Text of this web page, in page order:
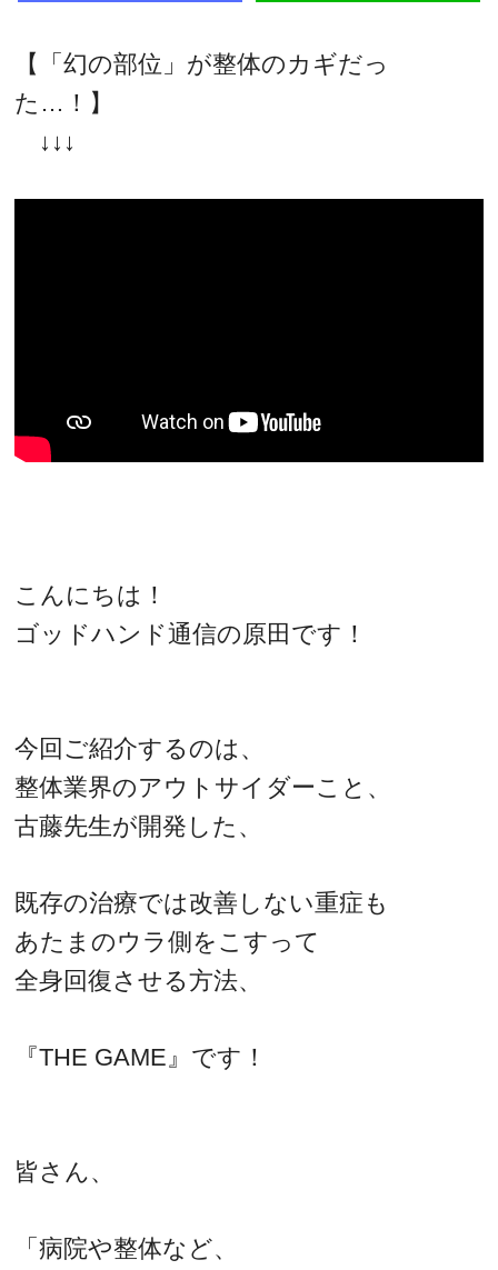
【「幻の部位」が整体のカギだっ
た…！】
↓↓↓
こんにちは！
ゴッドハンド通信の原田です！
今回ご紹介するのは、
整体業界のアウトサイダーこと、
古藤先生が開発した、
既存の治療では改善しない重症も
あたまのウラ側をこすって
全身回復させる方法、
『THE GAME』です！
皆さん、
「病院や整体など、